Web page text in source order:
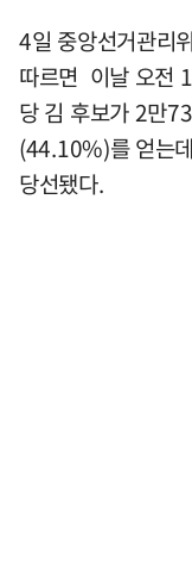
4일 중앙선거관리
따르면 이날 오전
당 김 후보가 2만
(44.10%)를 얻는
당선됐다.